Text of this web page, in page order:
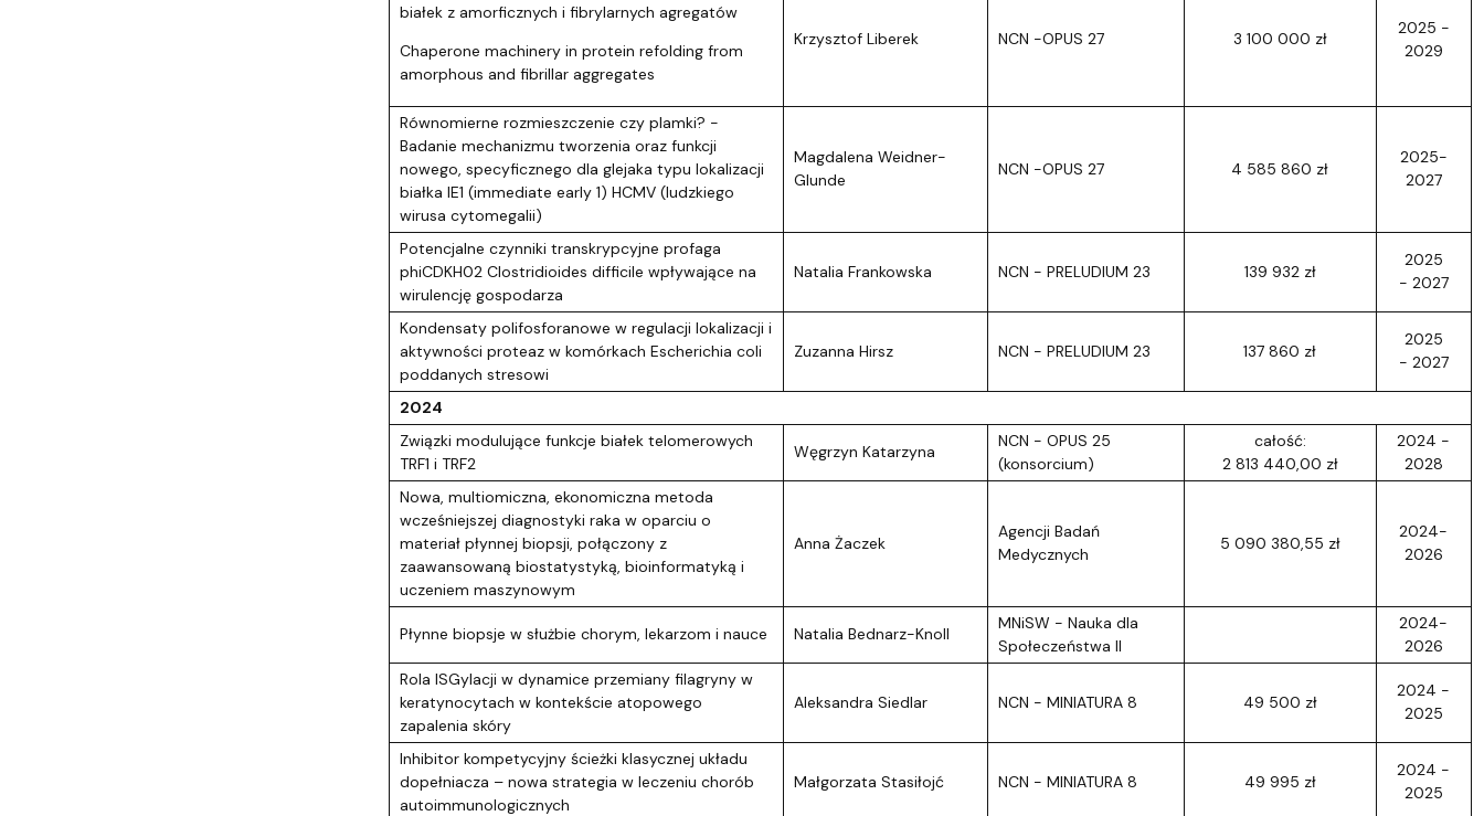
białek z amorficznych i fibrylarnych agregatów
Chaperone machinery in protein refolding from
amorphous and fibrillar aggregates
Krzysztof Liberek NCN -OPUS 27 3 100 000 zł
2025 -
2029
Równomierne rozmieszczenie czy plamki? -
Badanie mechanizmu tworzenia oraz funkcji
nowego, specyficznego dla glejaka typu lokalizacji
białka IE1 (immediate early 1) HCMV (ludzkiego
wirusa cytomegalii)
Magdalena Weidner-
Glunde
NCN -OPUS 27 4 585 860 zł
2025-
2027
Potencjalne czynniki transkrypcyjne profaga
phiCDKH02 Clostridioides difficile wpływające na
wirulencję gospodarza
Natalia Frankowska NCN - PRELUDIUM 23 139 932 zł
2025
- 2027
Kondensaty polifosforanowe w regulacji lokalizacji i
aktywności proteaz w komórkach Escherichia coli
poddanych stresowi
Zuzanna Hirsz NCN - PRELUDIUM 23 137 860 zł
2025
- 2027
2024
Związki modulujące funkcje białek telomerowych
TRF1 i TRF2
Węgrzyn Katarzyna
NCN - OPUS 25
(konsorcium)
całość:
2 813 440,00 zł
2024 -
2028
Nowa, multiomiczna, ekonomiczna metoda
wcześniejszej diagnostyki raka w oparciu o
materiał płynnej biopsji, połączony z
zaawansowaną biostatystyką, bioinformatyką i
uczeniem maszynowym
Anna Żaczek
Agencji Badań
Medycznych
5 090 380,55 zł
2024-
2026
Płynne biopsje w służbie chorym, lekarzom i nauce Natalia Bednarz-Knoll
MNiSW - Nauka dla
Społeczeństwa II
2024-
2026
Rola ISGylacji w dynamice przemiany filagryny w
keratynocytach w kontekście atopowego
zapalenia skóry
Aleksandra Siedlar NCN - MINIATURA 8 49 500 zł
2024 -
2025
Inhibitor kompetycyjny ścieżki klasycznej układu
dopełniacza – nowa strategia w leczeniu chorób
autoimmunologicznych
Małgorzata Stasiłojć NCN - MINIATURA 8 49 995 zł
2024 -
2025